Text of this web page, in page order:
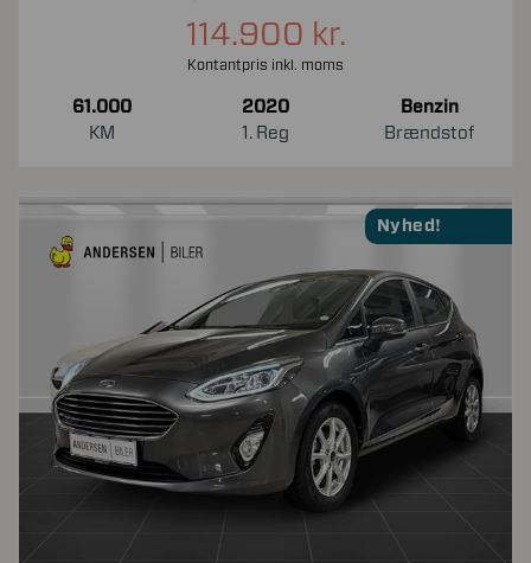
114.900 kr.
Kontantpris inkl. moms
61.000
KM
2020
1. Reg
Benzin
Brændstof
Nyhed!